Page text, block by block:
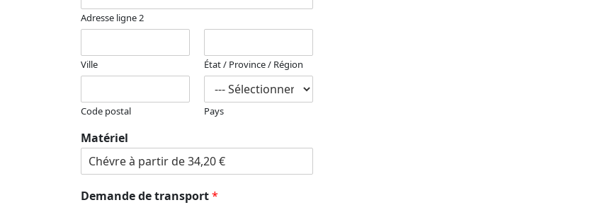
Adresse ligne 2
Ville État / Province / Région
Code postal Pays
Matériel
Demande de transport*